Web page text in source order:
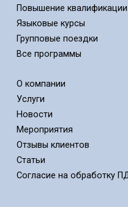
Повышение квалификации
Языковые курсы
Групповые поездки
Все программы
О компании
Услуги
Новости
Мероприятия
Отзывы клиентов
Статьи
Cогласие на обработку